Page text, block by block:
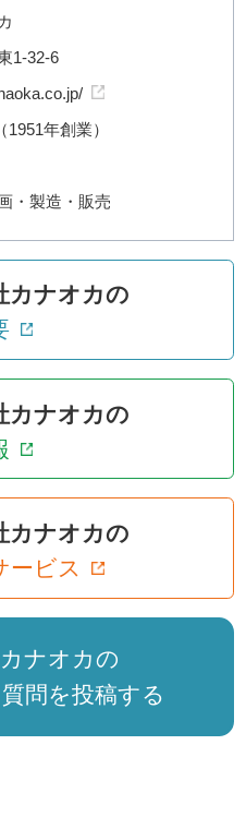
1-32-6
年創業）
・製造・販売
カナオカの
カナオカの
カナオカの
ービス
ナオカの
問を投稿する